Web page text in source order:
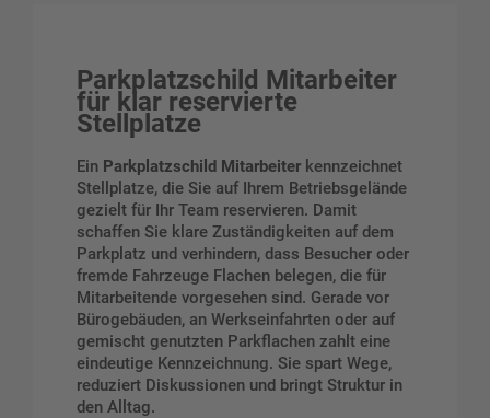
Parkplatzschild Mitarbeiter
für klar reservierte
Stellplatze
Ein Parkplatzschild Mitarbeiter kennzeichnet
Stellplatze, die Sie auf Ihrem Betriebsgelände
gezielt für Ihr Team reservieren. Damit
schaffen Sie klare Zuständigkeiten auf dem
Parkplatz und verhindern, dass Besucher oder
fremde Fahrzeuge Flachen belegen, die für
Mitarbeitende vorgesehen sind. Gerade vor
Bürogebäuden, an Werkseinfahrten oder auf
gemischt genutzten Parkflachen zahlt eine
eindeutige Kennzeichnung. Sie spart Wege,
reduziert Diskussionen und bringt Struktur in
den Alltag.